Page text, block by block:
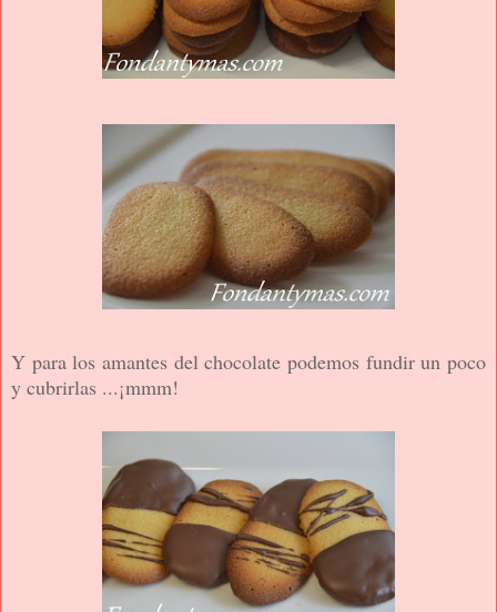
Y para los amantes del chocolate podemos fundir un poco
y cubrirlas ...¡mmm!